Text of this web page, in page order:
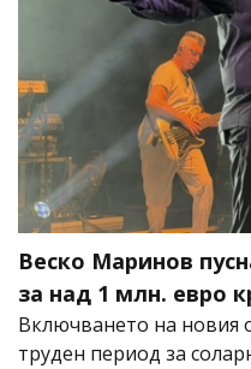
Веско Маринов
за над 1 млн. евро
Включването на новия
труден период за